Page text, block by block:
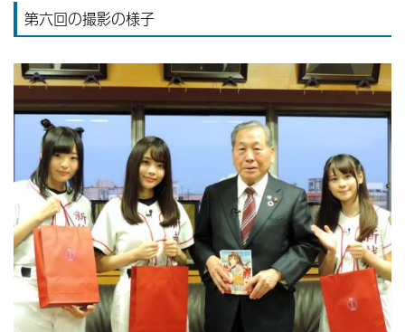
第六回の撮影の様子